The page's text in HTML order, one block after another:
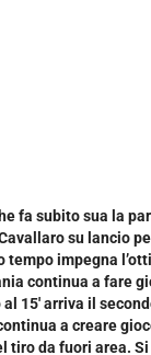
fa subito sua la
su lancio
impegna
continua a fare
15′ arriva il
a creare
tiro da fuori area.